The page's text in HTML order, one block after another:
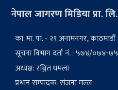
नेपाल जागरण मिडिया प्रा. लि.
का. मा. पा. - २९ अनामनगर, काठमाडौं
सूचना विभाग दर्ता नं. : ५७४/०७४-७५
अध्यक्ष: रञ्जित धमला
प्रधान सम्पादक: संजना मल्ल